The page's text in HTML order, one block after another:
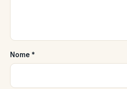
Nome *